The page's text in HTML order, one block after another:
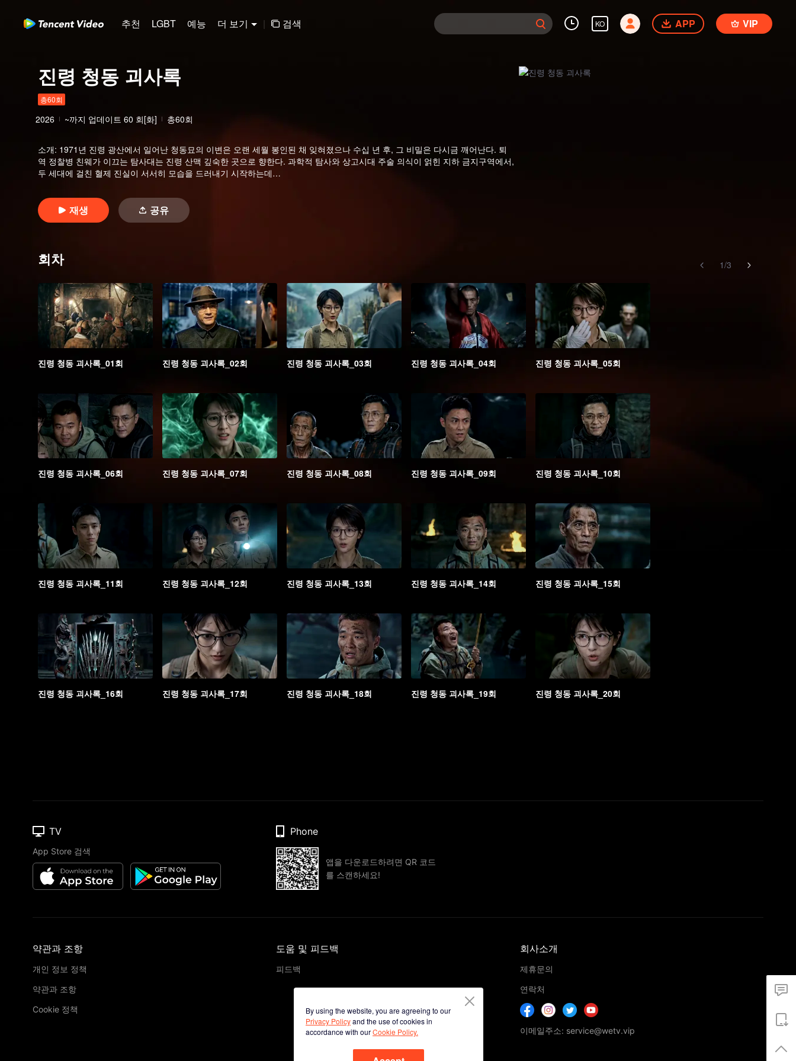
추천 LGBT 예능 더 보기 | 검색 KO APP VIP
진령 청동 괴사록
총60회
2026 ~까지 업데이트 60 회[화] 총60회
소개: 1971년 진령 광산에서 일어난 청동묘의 이변은 오랜 세월 봉인된 채 잊혀졌으나 수십 년 후, 그 비밀은 다시금 깨어난다. 퇴
역 정찰병 친웨가 이끄는 탐사대는 진령 산맥 깊숙한 곳으로 향한다. 과학적 탐사와 상고시대 주술 의식이 얽힌 지하 금지구역에서,
두 세대에 걸친 혈제 진실이 서서히 모습을 드러내기 시작하는데…
재생 공유
회차 1/3
진령 청동 괴사록_01회 진령 청동 괴사록_02회 진령 청동 괴사록_03회 진령 청동 괴사록_04회 진령 청동 괴사록_05회
진령 청동 괴사록_06회 진령 청동 괴사록_07회 진령 청동 괴사록_08회 진령 청동 괴사록_09회 진령 청동 괴사록_10회
진령 청동 괴사록_11회 진령 청동 괴사록_12회 진령 청동 괴사록_13회 진령 청동 괴사록_14회 진령 청동 괴사록_15회
진령 청동 괴사록_16회 진령 청동 괴사록_17회 진령 청동 괴사록_18회 진령 청동 괴사록_19회 진령 청동 괴사록_20회
By using the website, you are agreeing to our
Privacy Policyand the use of cookies in
accordance with ourCookie Policy.
TV
App Store 검색
Phone
앱을 다운로드하려면 QR 코드
를 스캔하세요!
약관과 조항
개인 정보 정책
약관과 조항
Cookie 정책
도움 및 피드백
피드백
회사소개
제휴문의
연락처
이메일주소: service@wetv.vip